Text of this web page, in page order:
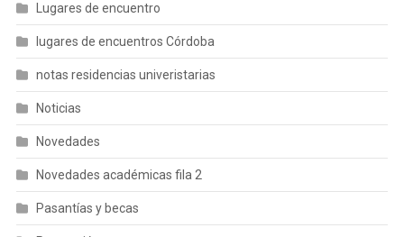
Lugares de encuentro
lugares de encuentros Córdoba
notas residencias univeristarias
Noticias
Novedades
Novedades académicas fila 2
Pasantías y becas